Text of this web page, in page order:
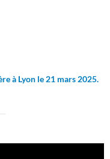
à Lyon le 21 mars 2025.